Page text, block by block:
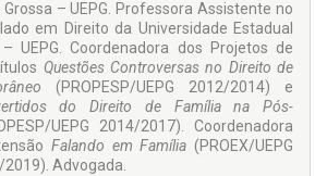
– UEPG. Professo­ra Assistente no
em Direito da Universidade Estadual
UEPG. Coordenadora dos Projetos de
Questões Controversas no Direito de
(PROPESP/UEPG 2012/2014) e
do Direito de Família na Pós-
UEPG 2014/2017). Coordenadora
Falando em Família(PROEX/UEPG
Advogada.